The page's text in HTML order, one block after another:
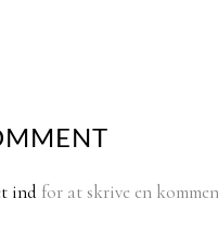
ind for at skrive en